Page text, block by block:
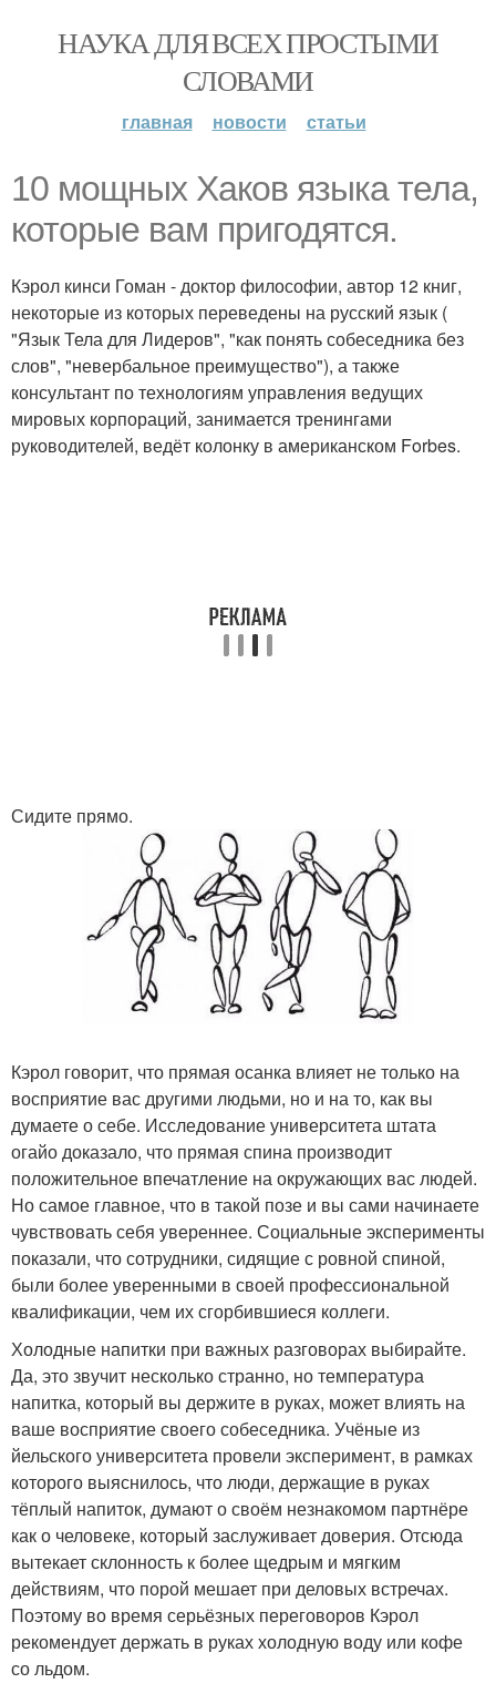
НАУКА ДЛЯ ВСЕХ ПРОСТЫМИ
СЛОВАМИ
главная новости статьи
10 мощных Хаков языка тела,
которые вам пригодятся.
Кэрол кинси Гоман - доктор философии, автор 12 книг,
некоторые из которых переведены на русский язык (
"Язык Тела для Лидеров", "как понять собеседника без
слов", "невербальное преимущество"), а также
консультант по технологиям управления ведущих
мировых корпораций, занимается тренингами
руководителей, ведёт колонку в американском Forbes.
Сидите прямо.
Кэрол говорит, что прямая осанка влияет не только на
восприятие вас другими людьми, но и на то, как вы
думаете о себе. Исследование университета штата
огайо доказало, что прямая спина производит
положительное впечатление на окружающих вас людей.
Но самое главное, что в такой позе и вы сами начинаете
чувствовать себя увереннее. Социальные эксперименты
показали, что сотрудники, сидящие с ровной спиной,
были более уверенными в своей профессиональной
квалификации, чем их сгорбившиеся коллеги.
Холодные напитки при важных разговорах выбирайте.
Да, это звучит несколько странно, но температура
напитка, который вы держите в руках, может влиять на
ваше восприятие своего собеседника. Учёные из
йельского университета провели эксперимент, в рамках
которого выяснилось, что люди, держащие в руках
тёплый напиток, думают о своём незнакомом партнёре
как о человеке, который заслуживает доверия. Отсюда
вытекает склонность к более щедрым и мягким
действиям, что порой мешает при деловых встречах.
Поэтому во время серьёзных переговоров Кэрол
рекомендует держать в руках холодную воду или кофе
со льдом.